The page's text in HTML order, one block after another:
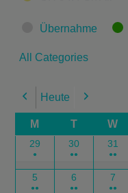
Übernahme
All Categories
Previous
Heute Next
M T W
29
●
30
●●
31
●●
5
●●
6
●●
7
●●